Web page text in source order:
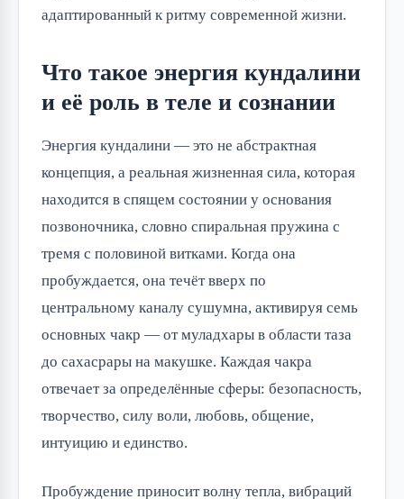
адаптированный к ритму современной жизни.
Что такое энергия кундалини
и её роль в теле и сознании
Энергия кундалини — это не абстрактная
концепция, а реальная жизненная сила, которая
находится в спящем состоянии у основания
позвоночника, словно спиральная пружина с
тремя с половиной витками. Когда она
пробуждается, она течёт вверх по
центральному каналу сушумна, активируя семь
основных чакр — от муладхары в области таза
до сахасрары на макушке. Каждая чакра
отвечает за определённые сферы: безопасность,
творчество, силу воли, любовь, общение,
интуицию и единство.
Пробуждение приносит волну тепла, вибраций